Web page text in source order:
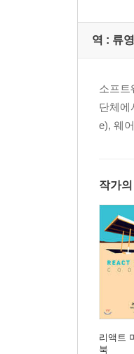
__요약
3장. DOM
__YAGNI
____이벤
____DOM
____사용
____렌더
____기본
__이벤트
__요약
역 : 류
소프트
단체에
e), 웨
작가
리액트
북